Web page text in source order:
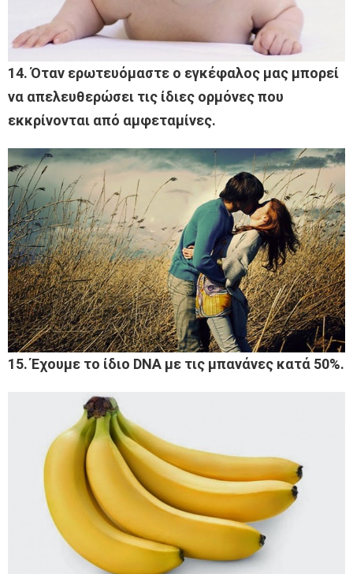
14. Όταν ερωτευόμαστε ο εγκέφαλος μας μπορεί
να απελευθερώσει τις ίδιες ορμόνες που
εκκρίνονται από αμφεταμίνες.
15. Έχουμε το ίδιο DNA με τις μπανάνες κατά 50%.